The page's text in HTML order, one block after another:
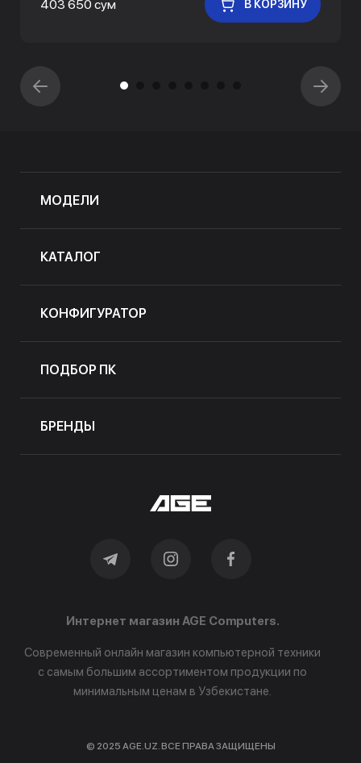
403 650 сум В КОРЗИНУ
МОДЕЛИ
КАТАЛОГ
КОНФИГУРАТОР
ПОДБОР ПК
БРЕНДЫ
Интернет магазин AGE Computers.
Современный онлайн магазин компьютерной техники
с самым большим ассортиментом продукции по
минимальным ценам в Узбекистане.
© 2025 AGE.UZ. ВСЕ ПРАВА ЗАЩИЩЕНЫ